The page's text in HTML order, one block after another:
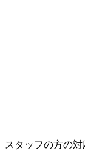
スタッフの方の